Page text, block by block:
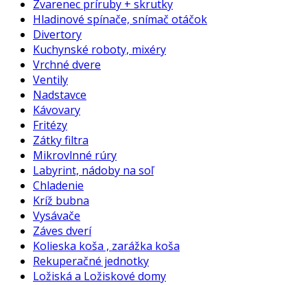
Zvarenec príruby + skrutky
Hladinové spínače, snímač otáčok
Divertory
Kuchynské roboty, mixéry
Vrchné dvere
Ventily
Nadstavce
Kávovary
Fritézy
Zátky filtra
Mikrovlnné rúry
Labyrint, nádoby na soľ
Chladenie
Kríž bubna
Vysávače
Záves dverí
Kolieska koša , zarážka koša
Rekuperačné jednotky
Ložiská a Ložiskové domy